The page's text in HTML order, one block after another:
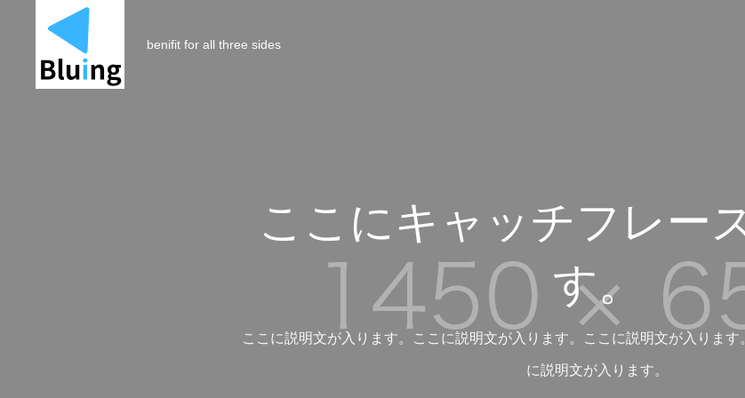
benifit for all three sides
ここにキャッチフレー
す。
ここに説明文が入ります。ここに説明文が入ります。ここに説明文が入りま
に説明文が入ります。